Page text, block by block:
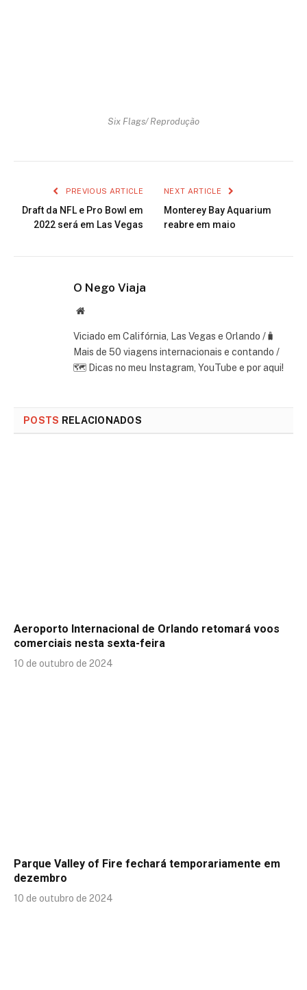
Six Flags/ Reprodução
PREVIOUS ARTICLE
Draft da NFL e Pro Bowl em
2022 será em Las Vegas
NEXT ARTICLE
Monterey Bay Aquarium
reabre em maio
O Nego Viaja
Website
Viciado em Califórnia, Las Vegas e Orlando /🧳
Mais de 50 viagens internacionais e contando /
🗺 Dicas no meu Instagram, YouTube e por aqui!
POSTS RELACIONADOS
Aeroporto Internacional de Orlando retomará voos
comerciais nesta sexta-feira
10 de outubro de 2024
Parque Valley of Fire fechará temporariamente em
dezembro
10 de outubro de 2024